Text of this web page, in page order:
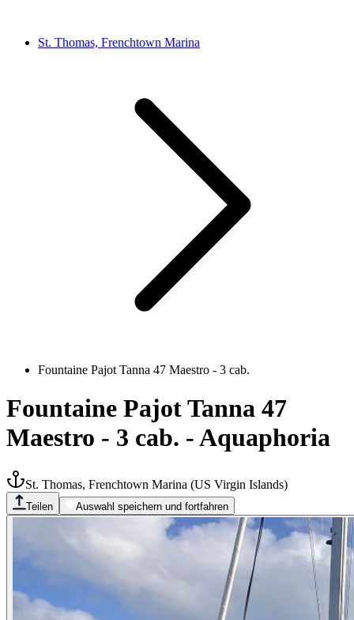
St. Thomas, Frenchtown Marina
Fountaine Pajot Tanna 47 Maestro - 3 cab.
Fountaine Pajot Tanna 47
Maestro - 3 cab. -Aquaphoria
St. Thomas, Frenchtown Marina (US Virgin Islands)
Teilen Auswahl speichern und fortfahren